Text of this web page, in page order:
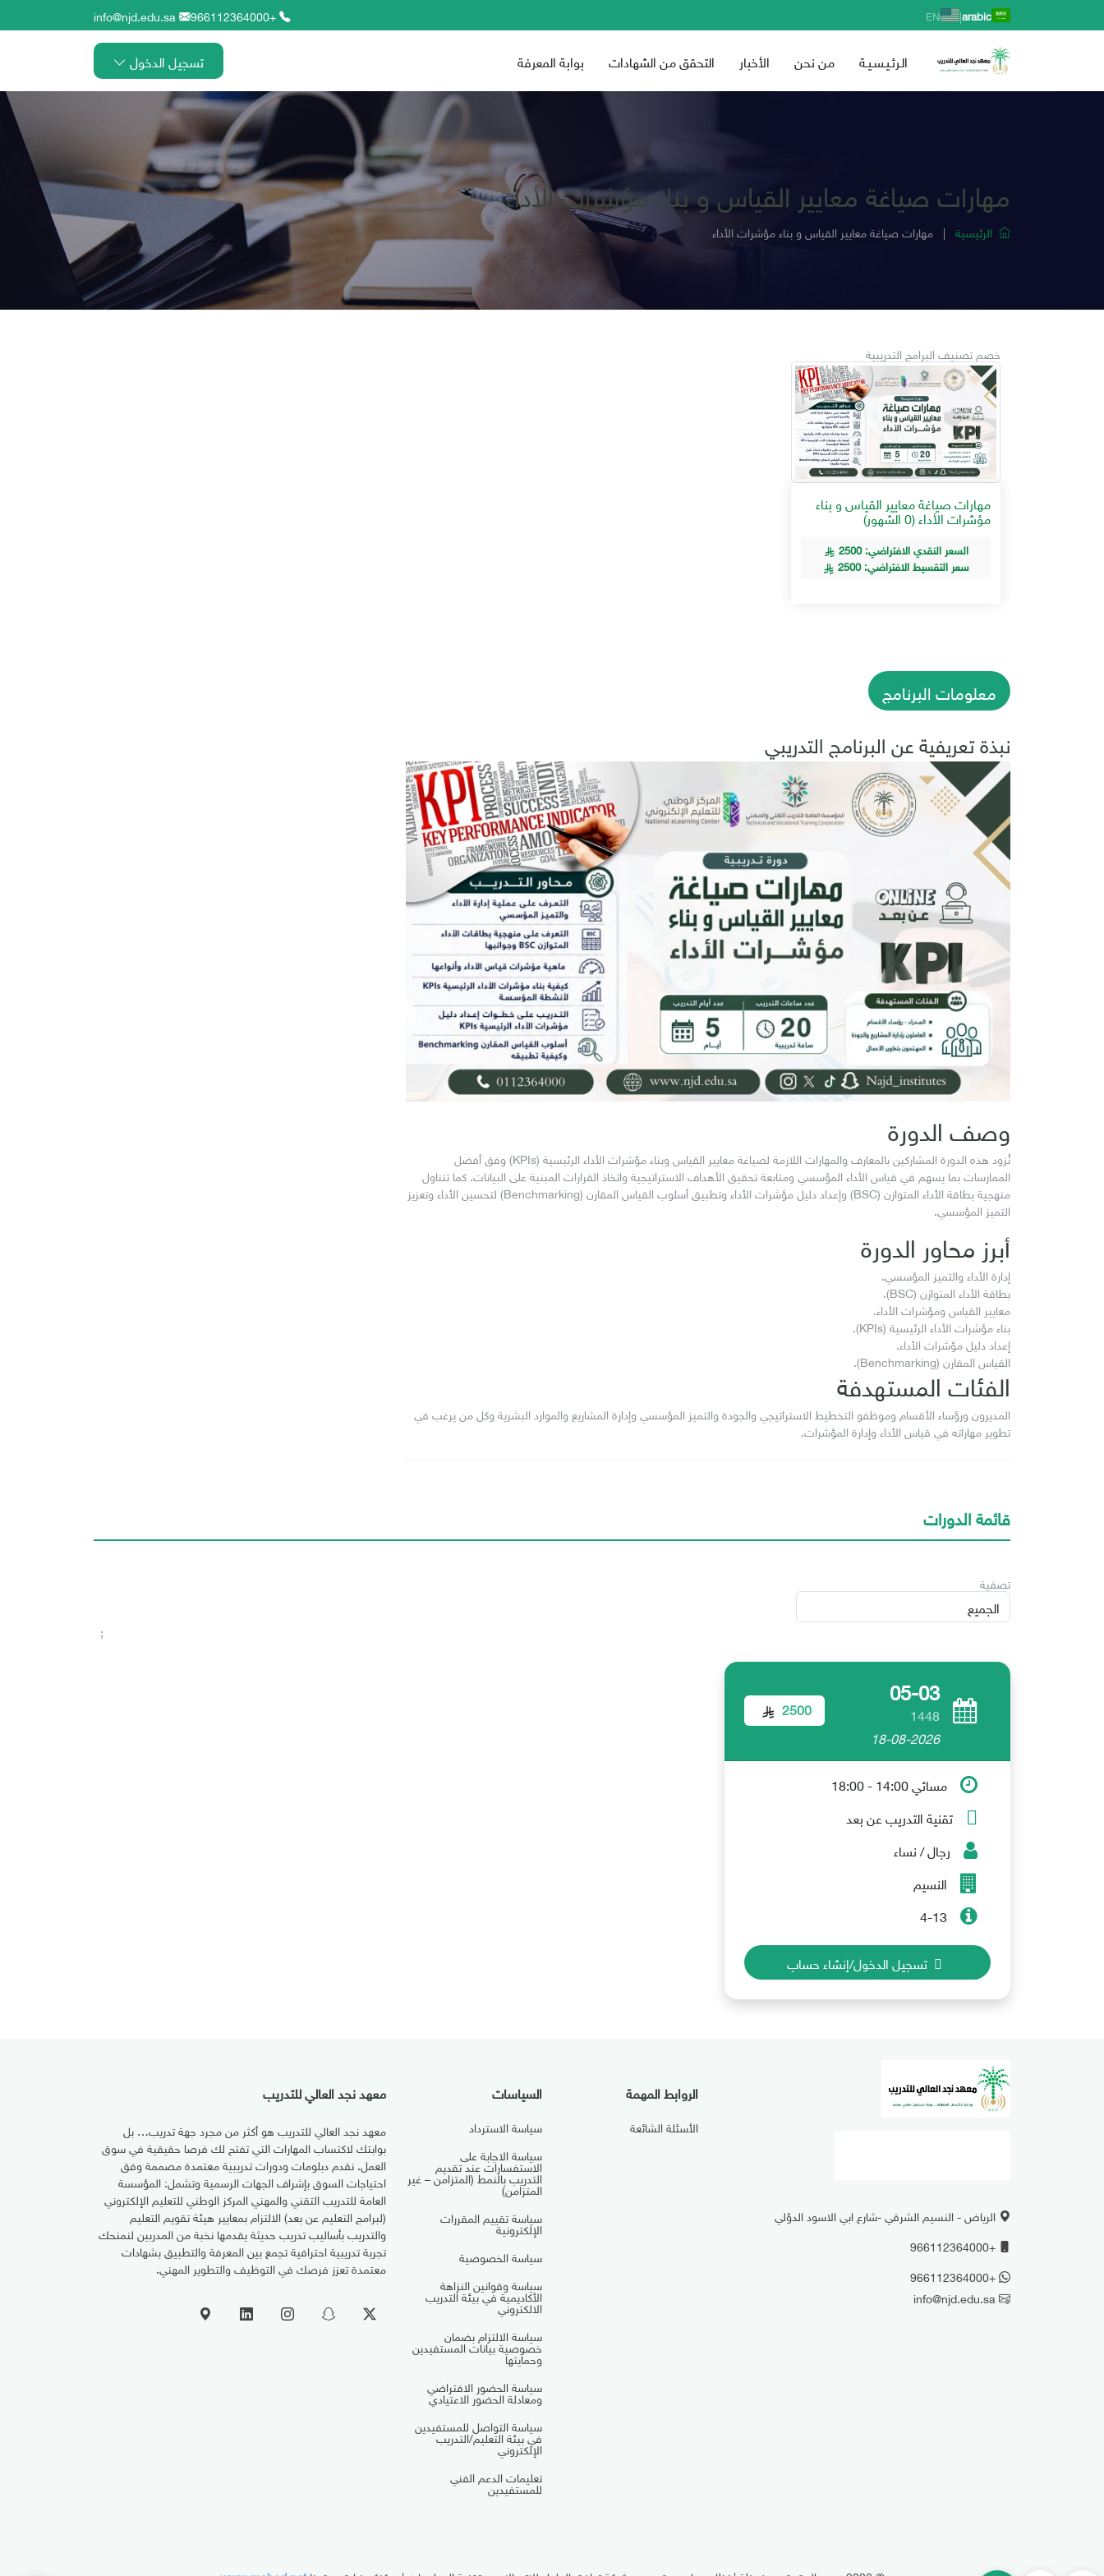
arabic
|
EN
+966112364000
info@njd.edu.sa
الـرئـيـسـيـة من نحن الأخبار التحقق من الشهادات بوابة المعرفة تسجيل الدخول
مهارات صياغة معايير القياس و بناء مؤشرات الأداء
الرئيسية | مهارات صياغة معايير القياس و بناء مؤشرات الأداء
خصم تصنيف البرامج التدريبية
مهارات صياغة معايير القياس و بناء
مؤشرات الأداء (0 الشهور)
السعر النقدي الافتراضي: 2500
سعر التقسيط الافتراضي: 2500
معلومات البرنامج
نبذة تعريفية عن البرنامج التدريبي
وصف الدورة
تُزود هذه الدورة المشاركين بالمعارف والمهارات اللازمة لصياغة معايير القياس وبناء مؤشرات الأداء الرئيسية (KPIs) وفق أفضل
الممارسات بما يسهم في قياس الأداء المؤسسي ومتابعة تحقيق الأهداف الاستراتيجية واتخاذ القرارات المبنية على البيانات. كما تتناول
منهجية بطاقة الأداء المتوازن (BSC) وإعداد دليل مؤشرات الأداء وتطبيق أسلوب القياس المقارن (Benchmarking) لتحسين الأداء وتعزيز
التميز المؤسسي.
أبرز محاور الدورة
إدارة الأداء والتميز المؤسسي.
بطاقة الأداء المتوازن (BSC).
معايير القياس ومؤشرات الأداء.
بناء مؤشرات الأداء الرئيسية (KPIs).
إعداد دليل مؤشرات الأداء.
القياس المقارن (Benchmarking).
الفئات المستهدفة
المديرون ورؤساء الأقسام وموظفو التخطيط الاستراتيجي والجودة والتميز المؤسسي وإدارة المشاريع والموارد البشرية وكل من يرغب في
تطوير مهاراته في قياس الأداء وإدارة المؤشرات.
قائمة الدورات
تصفية
05-03
1448
18-08-2026
2500
مسائي 14:00 - 18:00
تقنية التدريب عن بعد
رجال / نساء
النسيم
4-13
تسجيل الدخول/إنشاء حساب
;
الرياض - النسيم الشرقي -شارع ابي الاسود الدؤلي
+966112364000
+966112364000
info@njd.edu.sa
الروابط المهمة
الأسئلة الشائعة
السياسات
سياسة الاسترداد
سياسة الاجابة على
الاستفسارات عند تقديم
التدريب بالنمط (المتزامن – غير
المتزامن)
سياسة تقييم المقررات
الإلكترونية
سياسة الخصوصية
سياسة وقوانين النزاهة
الأكاديمية في بيئة التدريب
الالكتروني
سياسة الالتزام بضمان
خصوصية بيانات المستفيدين
وحمايتها
سياسة الحضور الافتراضي
ومعادلة الحضور الاعتيادي
سياسة التواصل للمستفيدين
في بيئة التعليم/التدريب
الإلكتروني
تعليمات الدعم الفني
للمستفيدين
معهد نجد العالي للتدريب
معهد نجد العالي للتدريب هو أكثر من مجرد جهة تدريب… بل
بوابتك لاكتساب المهارات التي تفتح لك فرصا حقيقية في سوق
العمل. نقدم دبلومات ودورات تدريبية معتمدة مصممة وفق
احتياجات السوق بإشراف الجهات الرسمية وتشمل: المؤسسة
العامة للتدريب التقني والمهني المركز الوطني للتعليم الإلكتروني
(لبرامج التعليم عن بعد) الالتزام بمعايير هيئة تقويم التعليم
والتدريب بأساليب تدريب حديثة يقدمها نخبة من المدربين لنمنحك
تجربة تدريبية احترافية تجمع بين المعرفة والتطبيق بشهادات
معتمدة تعزز فرصك في التوظيف والتطوير المهني.